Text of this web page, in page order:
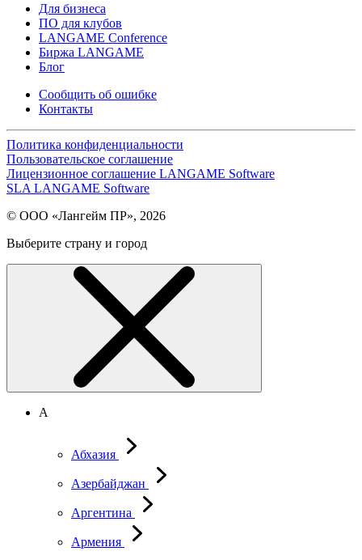
Для бизнеса
ПО для клубов
LANGAME Conference
Биржа LANGAME
Блог
Сообщить об ошибке
Контакты
Политика конфиденциальности
Пользовательское соглашение
Лицензионное соглашение LANGAME Software
SLA LANGAME Software
© ООО «Лангейм ПР», 2026
Выберите страну и город
А
Абхазия
Азербайджан
Аргентина
Армения